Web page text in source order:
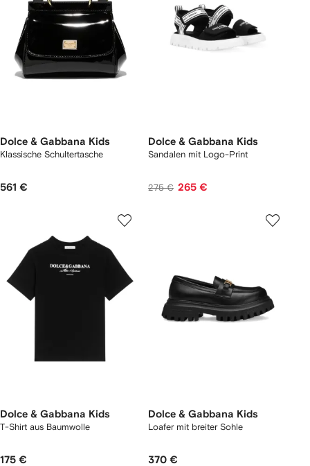
Dolce & Gabbana Kids
Klassische Schultertasche
561 €
Dolce & Gabbana Kids
Sandalen mit Logo-Print
275 € 265 €
Dolce & Gabbana Kids
T-Shirt aus Baumwolle
175 €
Dolce & Gabbana Kids
Loafer mit breiter Sohle
370 €